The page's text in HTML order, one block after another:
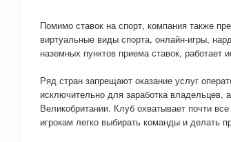
Помимо ставок на спорт, компания также
виртуальные виды спорта, онлайн-игры,
наземных пунктов приема ставок, работает
Ряд стран запрещают оказание услуг
исключительно для заработка
Великобритании. Клуб охватывает почти
игрокам легко выбирать команды и делать